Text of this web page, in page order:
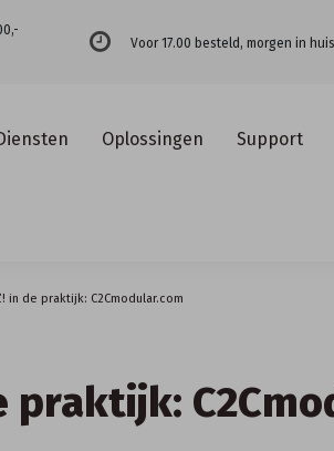
Voor 17.00 besteld, morgen in huis
Oplossingen Support
in de praktijk: C2Cmodular.com
praktijk: